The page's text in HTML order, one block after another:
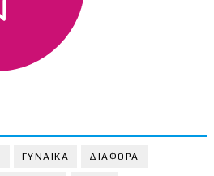
ΓΥΝΑΙΚΑ ΔΙΑΦΟΡΑ